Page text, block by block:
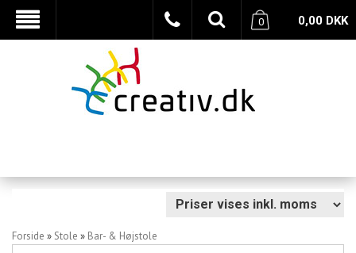
0,00 DKK
0
Forside » Stole » Bar- & Højstole